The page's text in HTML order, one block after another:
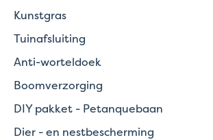
Kunstgras
Tuinafsluiting
Anti-worteldoek
Boomverzorging
DIY pakket - Petanquebaan
Dier - en nestbescherming